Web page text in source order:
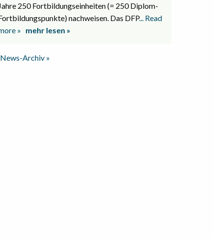
News-Archiv »
250 Fortbildungseinheiten (= 250 Diplom-
nachweisen. Das DFP... Read
» mehr lesen »